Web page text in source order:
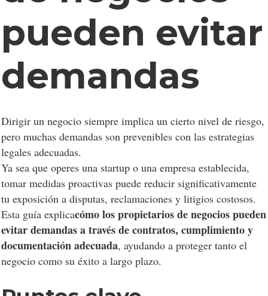
pueden evitar
demandas
Dirigir un negocio siempre implica un cierto nivel de riesgo,
pero muchas demandas son prevenibles con las estrategias
legales adecuadas.
Ya sea que operes una startup o una empresa establecida,
tomar medidas proactivas puede reducir significativamente
tu exposición a disputas, reclamaciones y litigios costosos.
Esta guía explicacómo los propietarios de negocios pueden
evitar demandas a través de contratos, cumplimiento y
documentación adecuada, ayudando a proteger tanto el
negocio como su éxito a largo plazo.